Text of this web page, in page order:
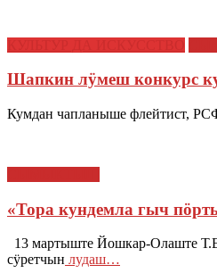
Шапкин лӱмеш конкурс
Кумдан чапланыше флейтист,
«Тора кундемла гыч
13 мартыште Йошкар-Олаште
сӱретчын лудаш…